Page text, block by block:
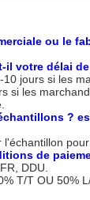
ou le
il votre délai
jours si les
si les
?
de
DDU.
T/T OU 50%